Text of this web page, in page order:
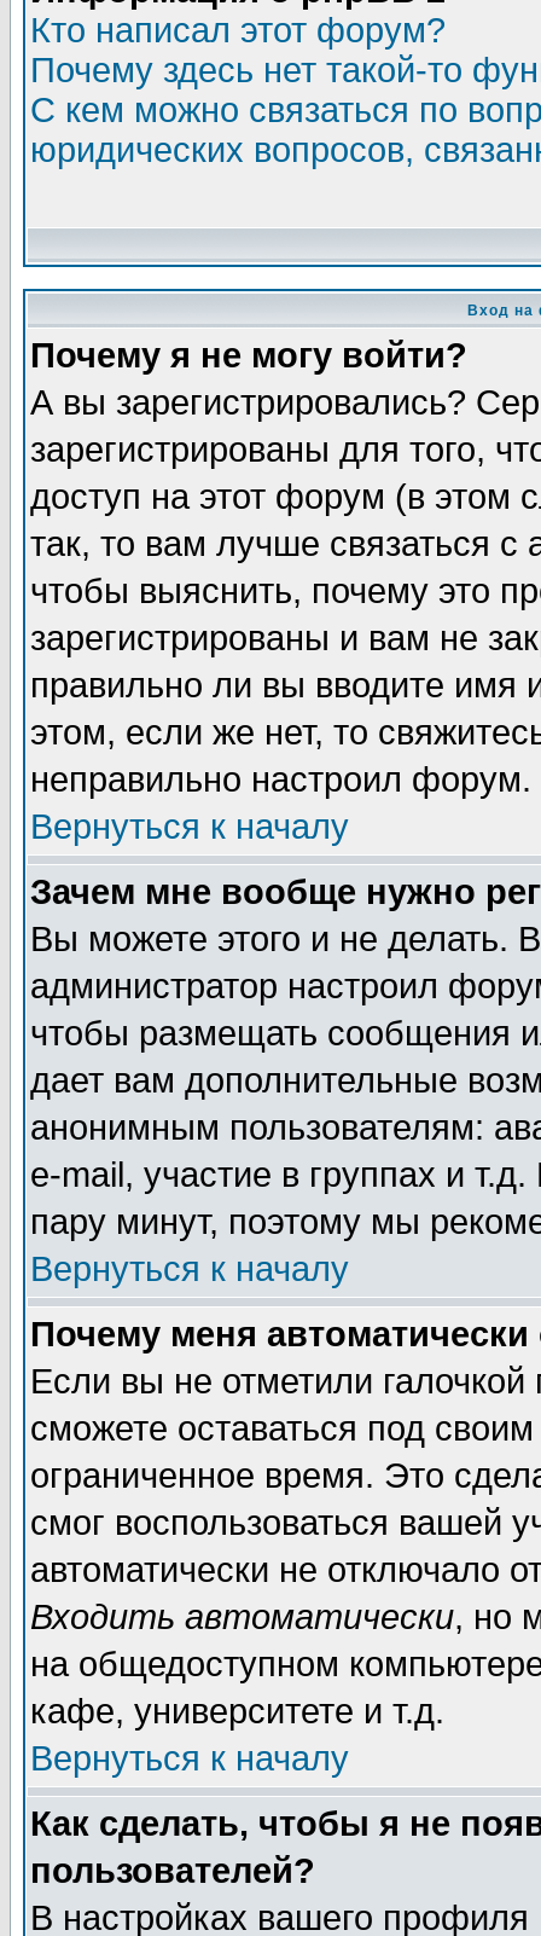
Кто написал этот форум?
Почему здесь нет такой-то
С кем можно связаться по
юридических вопросов,
Вход на
Почему я не могу войти?
А вы зарегистрировались?
зарегистрированы для того,
доступ на этот форум (в этом
так, то вам лучше связаться
чтобы выяснить, почему это
зарегистрированы и вам не
правильно ли вы вводите
этом, если же нет, то
неправильно настроил форум.
Вернуться к началу
Зачем мне вообще нужно
Вы можете этого и не делать.
администратор настроил
чтобы размещать сообщения
дает вам дополнительные
анонимным пользователям:
e-mail, участие в группах и
пару минут, поэтому мы
Вернуться к началу
Почему меня автоматически
Если вы не отметили галочкой
сможете оставаться под
ограниченное время. Это
смог воспользоваться вашей
автоматически не отключало
Входить автоматически, но
на общедоступном
кафе, университете и т.д.
Вернуться к началу
Как сделать, чтобы я не
пользователей?
В настройках вашего